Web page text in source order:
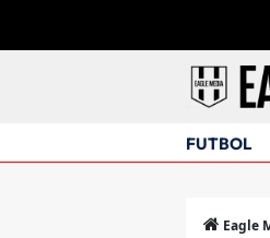
FUTBOL
Eagle